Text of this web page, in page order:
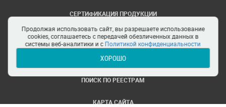
СЕРТИФИКАЦИЯ ПРОДУКЦИИ
ЗАДАТЬ ВОПРОС
ЦЕНТРЫ СЕРТИФИКАЦИИ
ПОИСК ПО РЕЕСТРАМ
КАРТА САЙТА
Продолжая использовать сайт, вы разрешаете использование
cookies, соглашаетесь с передачей обезличенных данных в
системы веб-аналитики и сПолитикой конфиденциальности
ХОРОШО